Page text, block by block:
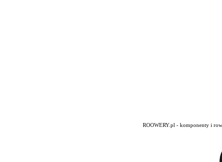
ROOWERY.pl - komponenty i